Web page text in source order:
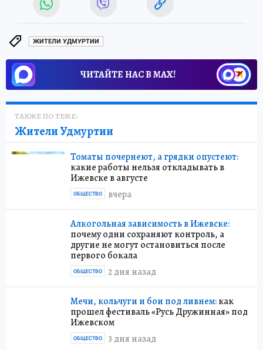
ЖИТЕЛИ УДМУРТИИ
ЧИТАЙТЕ НАС В МАХ!
ТАКЖЕ ПО ТЕМЕ:
Жители Удмуртии
Томаты почернеют, а грядки опустеют:
какие работы нельзя откладывать в
Ижевске в августе
вчера
ОБЩЕСТВО
Алкогольная зависимость в Ижевске:
почему одни сохраняют контроль, а
другие не могут остановиться после
первого бокала
2 дня назад
ОБЩЕСТВО
Мечи, кольчуги и бои под ливнем:как
прошел фестиваль «Русь Дружинная» под
Ижевском
3 дня назад
ОБЩЕСТВО